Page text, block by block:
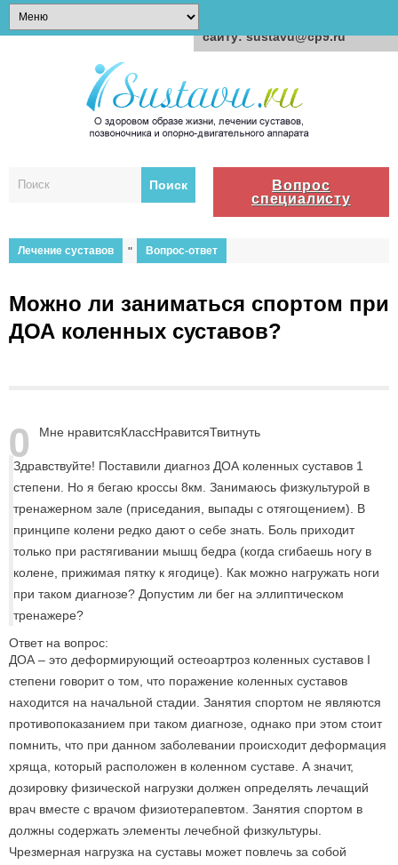
Вопрос
специалисту
Лечение суставов " Вопрос-ответ
Можно ли заниматься спортом при
ДОА коленных суставов?
0 Мне нравитсяКлассНравитсяТвитнуть
Здравствуйте! Поставили диагноз ДОА коленных суставов 1
степени. Но я бегаю кроссы 8км. Занимаюсь физкультурой в
тренажерном зале (приседания, выпады с отягощением). В
принципе колени редко дают о себе знать. Боль приходит
только при растягивании мышц бедра (когда сгибаешь ногу в
колене, прижимая пятку к ягодице). Как можно нагружать ноги
при таком диагнозе? Допустим ли бег на эллиптическом
тренажере?
Ответ на вопрос:
ДОА – это деформирующий остеоартроз коленных суставов I
степени говорит о том, что поражение коленных суставов
находится на начальной стадии. Занятия спортом не являются
противопоказанием при таком диагнозе, однако при этом стоит
помнить, что при данном заболевании происходит деформация
хряща, который расположен в коленном суставе. А значит,
дозировку физической нагрузки должен определять лечащий
врач вместе с врачом физиотерапевтом. Занятия спортом в
должны содержать элементы лечебной физкультуры.
Чрезмерная нагрузка на суставы может повлечь за собой
сайту: sustavu@cp9.ru